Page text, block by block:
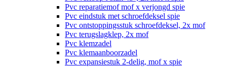
Pvc reparatiemof mof x verjongd spie
Pvc eindstuk met schroefdeksel spie
Pvc ontstoppingsstuk schroefdeksel, 2x mof
Pvc terugslagklep, 2x mof
Pvc klemzadel
Pvc klemaanboorzadel
Pvc expansiestuk 2-delig, mof x spie